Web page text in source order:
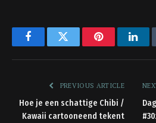
FacebookTwitter Pinterest
PREVIOUS ARTICLE
Hoe je een schattige Chibi /
Kawaii cartooneend tekent